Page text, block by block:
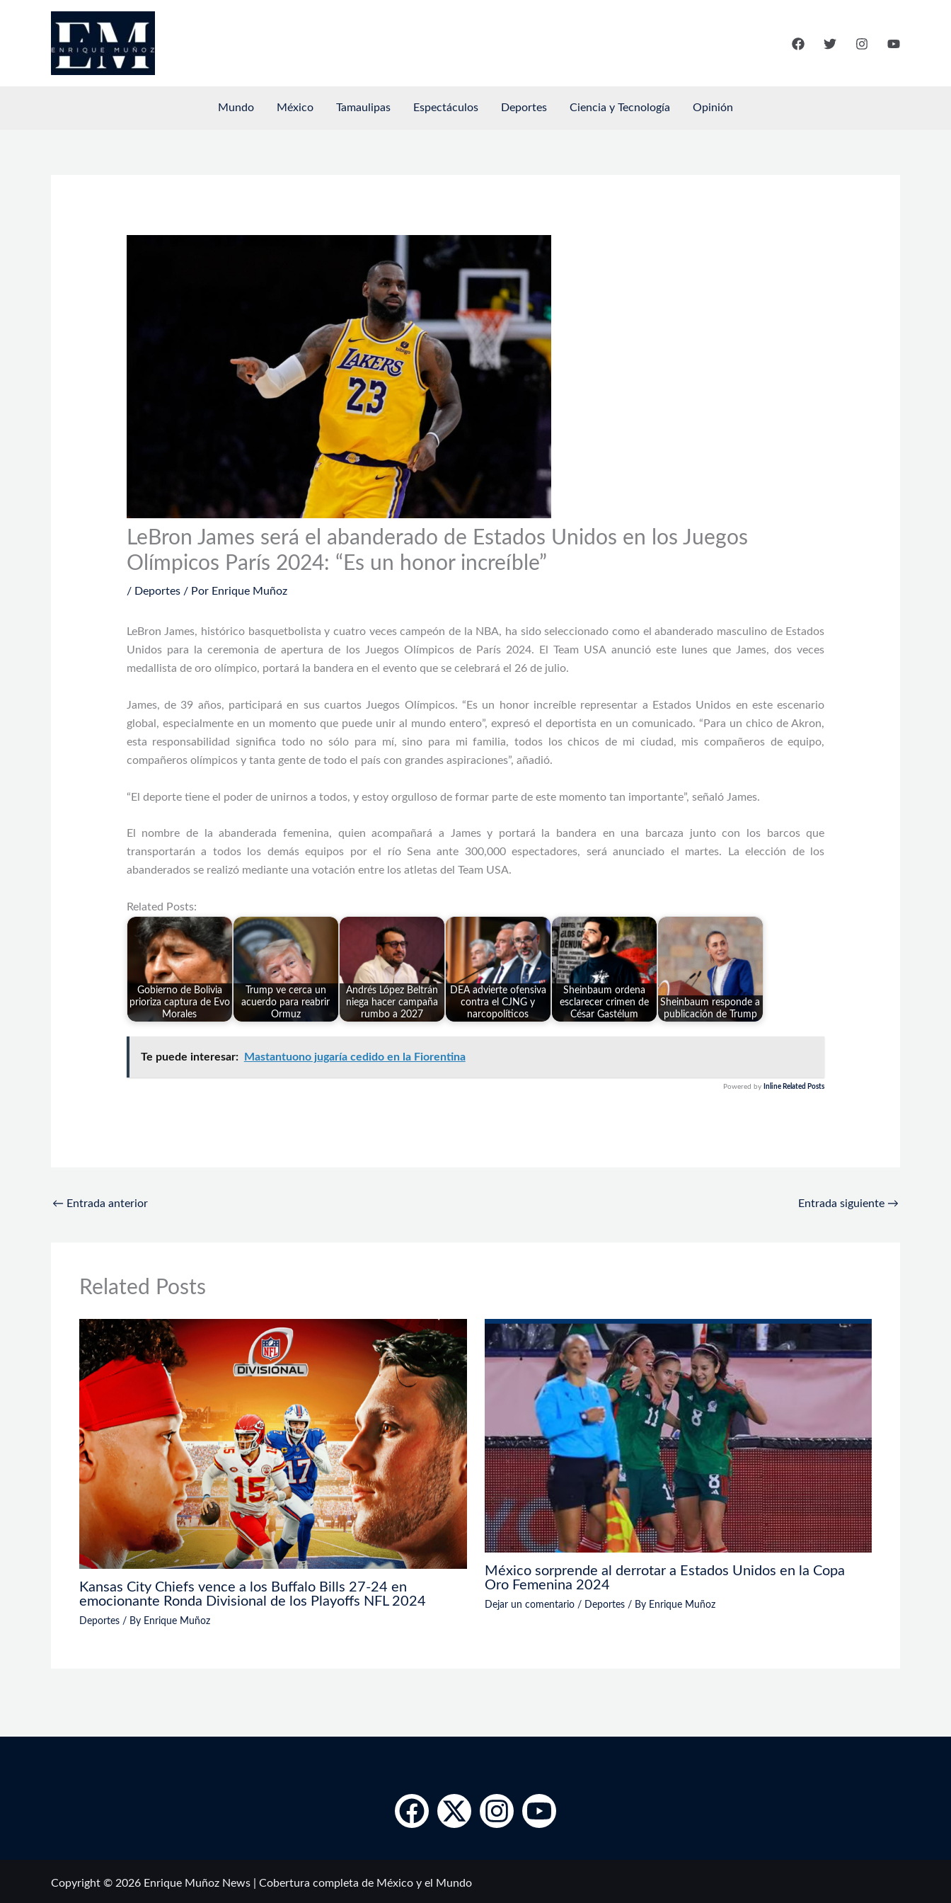
Mundo México Tamaulipas Espectáculos Deportes Ciencia y Tecnología Opinión
LeBron James será el abanderado de Estados Unidos en los Juegos
Olímpicos París 2024: “Es un honor increíble”
/ Deportes/ Por Enrique Muñoz
LeBron James, histórico basquetbolista y cuatro veces campeón de la NBA, ha sido seleccionado como el abanderado masculino de Estados
Unidos para la ceremonia de apertura de los Juegos Olímpicos de París 2024. El Team USA anunció este lunes que James, dos veces
medallista de oro olímpico, portará la bandera en el evento que se celebrará el 26 de julio.
James, de 39 años, participará en sus cuartos Juegos Olímpicos. “Es un honor increíble representar a Estados Unidos en este escenario
global, especialmente en un momento que puede unir al mundo entero”, expresó el deportista en un comunicado. “Para un chico de Akron,
esta responsabilidad significa todo no sólo para mí, sino para mi familia, todos los chicos de mi ciudad, mis compañeros de equipo,
compañeros olímpicos y tanta gente de todo el país con grandes aspiraciones”, añadió.
“El deporte tiene el poder de unirnos a todos, y estoy orgulloso de formar parte de este momento tan importante”, señaló James.
El nombre de la abanderada femenina, quien acompañará a James y portará la bandera en una barcaza junto con los barcos que
transportarán a todos los demás equipos por el río Sena ante 300,000 espectadores, será anunciado el martes. La elección de los
abanderados se realizó mediante una votación entre los atletas del Team USA.
Related Posts:
Gobierno de Bolivia
prioriza captura de Evo
Morales
Trump ve cerca un
acuerdo para reabrir
Ormuz
Andrés López Beltrán
niega hacer campaña
rumbo a 2027
DEA advierte ofensiva
contra el CJNG y
narcopolíticos
Sheinbaum ordena
esclarecer crimen de
César Gastélum
Sheinbaum responde a
publicación de Trump
Te puede interesar: Mastantuono jugaría cedido en la Fiorentina
Powered by Inline Related Posts
← Entrada anterior Entrada siguiente →
Related Posts
Kansas City Chiefs vence a los Buffalo Bills 27-24 en
emocionante Ronda Divisional de los Playoffs NFL 2024
Deportes / By Enrique Muñoz
México sorprende al derrotar a Estados Unidos en la Copa
Oro Femenina 2024
Dejar un comentario / Deportes/ By Enrique Muñoz
Copyright © 2026 Enrique Muñoz News | Cobertura completa de México y el Mundo